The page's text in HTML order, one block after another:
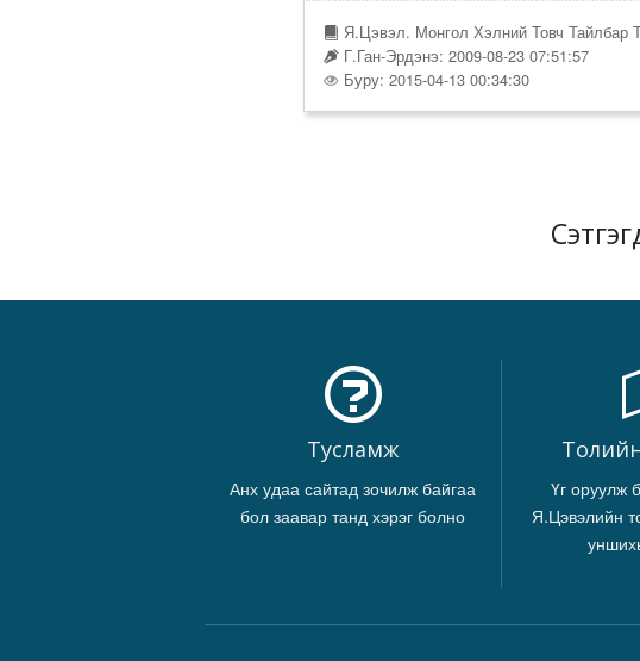
Я.Цэвэл. Монгол Хэлний Товч Тайлбар
Г.Ган-Эрдэнэ: 2009-08-23 07:51:57
Буру: 2015-04-13 00:34:30
Тусламж
Анх удаа сайтад зочилж байгаа
бол заавар танд хэрэг болно
Үг оруулж
Я.Цэвэлийн